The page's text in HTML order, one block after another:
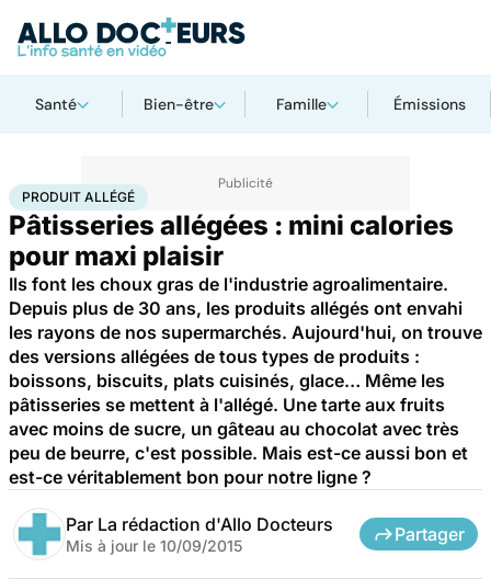
Santé Bien-être Famille Émissions
AccueilSanté Maladies Produit allégé
PRODUIT ALLÉGÉ
Pâtisseries allégées : mini calories
pour maxi plaisir
Ils font les choux gras de l'industrie agroalimentaire.
Depuis plus de 30 ans, les produits allégés ont envahi
les rayons de nos supermarchés. Aujourd'hui, on trouve
des versions allégées de tous types de produits :
boissons, biscuits, plats cuisinés, glace… Même les
pâtisseries se mettent à l'allégé. Une tarte aux fruits
avec moins de sucre, un gâteau au chocolat avec très
peu de beurre, c'est possible. Mais est-ce aussi bon et
est-ce véritablement bon pour notre ligne ?
Par La rédaction d'Allo Docteurs
Mis à jour le 10/09/2015
Partager